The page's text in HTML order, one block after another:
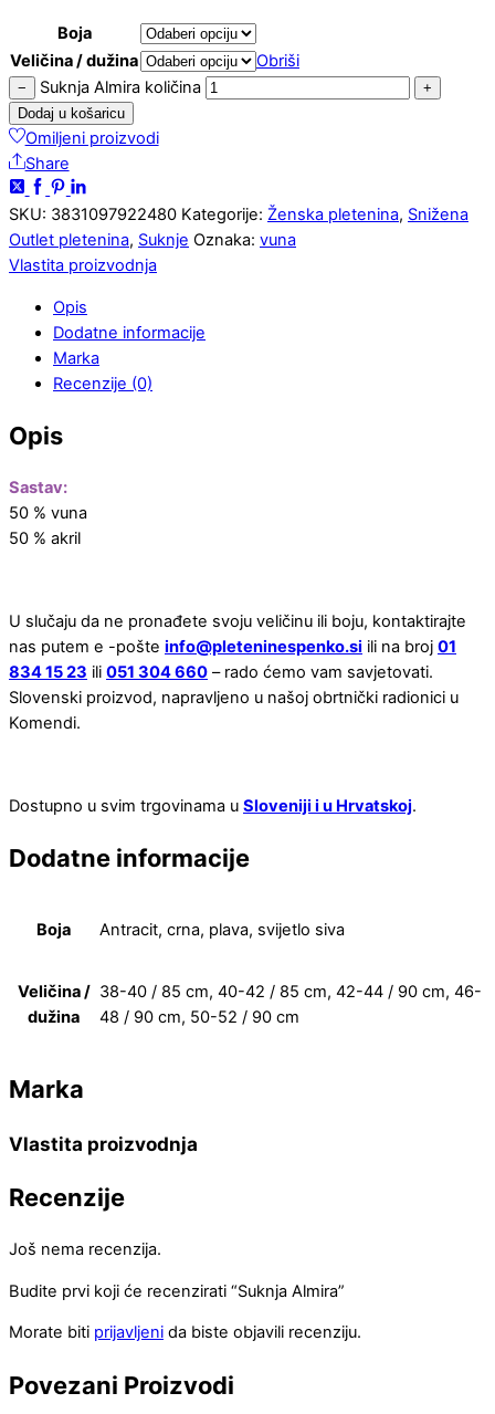
Boja
Veličina / dužina
Obriši
− Suknja Almira količina
+
Dodaj u košaricu
Omiljeni proizvodi
Share
SKU: 3831097922480 Kategorije: Ženska pletenina, Snižena
Outlet pletenina, Suknje Oznaka: vuna
Vlastita proizvodnja
Opis
Dodatne informacije
Marka
Recenzije (0)
Opis
Sastav:
50 % vuna
50 % akril
U slučaju da ne pronađete svoju veličinu ili boju, kontaktirajte
nas putem e -pošte info@pleteninespenko.si ili na broj 01
834 15 23 ili 051 304 660 – rado ćemo vam savjetovati.
Slovenski proizvod, napravljeno u našoj obrtnički radionici u
Komendi.
Dostupno u svim trgovinama u Sloveniji i u Hrvatskoj.
Dodatne informacije
Boja Antracit, crna, plava, svijetlo siva
Veličina /
dužina
38-40 / 85 cm, 40-42 / 85 cm, 42-44 / 90 cm, 46-
48 / 90 cm, 50-52 / 90 cm
Marka
Vlastita proizvodnja
Recenzije
Još nema recenzija.
Budite prvi koji će recenzirati “Suknja Almira”
Morate biti prijavljeni da biste objavili recenziju.
Povezani Proizvodi